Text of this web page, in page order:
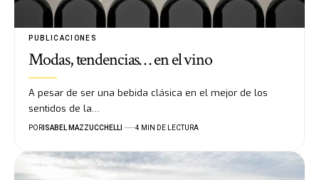
PUBLICACIONES
Modas, tendencias… en el vino
A pesar de ser una bebida clásica en el mejor de los
sentidos de la…
POR ISABEL MAZZUCCHELLI 4 MIN DE LECTURA